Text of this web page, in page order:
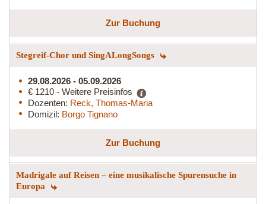
Zur Buchung
Stegreif-Chor und SingALongSongs
29.08.2026 - 05.09.2026
€ 1210 - Weitere Preisinfos
Dozenten: Reck, Thomas-Maria
Domizil: Borgo Tignano
Zur Buchung
Madrigale auf Reisen – eine musikalische Spurensuche in
Europa